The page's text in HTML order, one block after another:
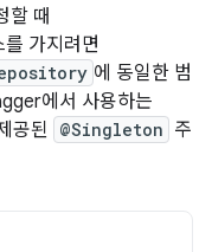
할 때
가지려면
에 동일한 범
에서 사용하는
공된 @Singleton 주